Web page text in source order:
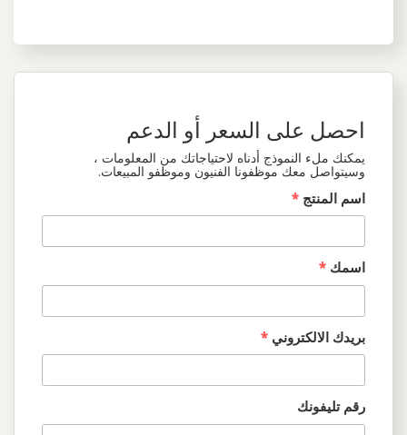
احصل على السعر أو الدعم
يمكنك ملء النموذج أدناه لاحتياجاتك من المعلومات ،
وسيتواصل معك موظفونا الفنيون وموظفو المبيعات.
اسم المنتج *
اسمك *
بريدك الالكتروني *
رقم تليفونك